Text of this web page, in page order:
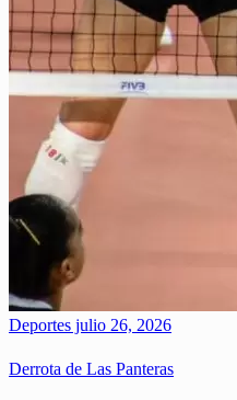
Deportes julio 26, 2026
Derrota de Las Panteras